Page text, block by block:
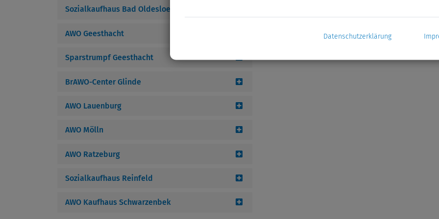
Sozialkaufhaus Bad Oldesloe
AWO Geesthacht
Sparstrumpf Geesthacht
BrAWO-Center Glinde
AWO Lauenburg
AWO Mölln
AWO Ratzeburg
Sozialkaufhaus Reinfeld
AWO Kaufhaus Schwarzenbek
Datenschutzerklärung